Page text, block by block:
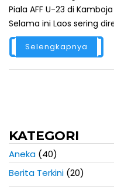
Piala AFF U-23 di
Selama ini Laos sering
Selengkapnya
KATEGORI
Aneka (40)
Berita Terkini (20)